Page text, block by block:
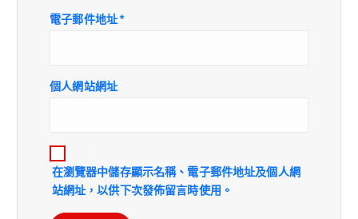
電子郵件地址*
個人網站網址
在瀏覽器中儲存顯示名稱、電子郵件地址及個人網
站網址，以供下次發佈留言時使用。